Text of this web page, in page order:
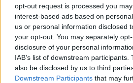
opt-out request is processed you
interest-based ads based on
us or personal information disclosed
your opt-out. You may separately
disclosure of your personal
IAB’s list of downstream
also be disclosed by us to third
Downstream Participants that may
ΔΙΑΒΑΣΤΕ ΕΠΙΣΗΣ
Κόσμος|26.03.2024 16:41
Τζούλιαν Ασάνζ:
Βρετανοί δικαστές
στις ΗΠΑ - Ζητούν